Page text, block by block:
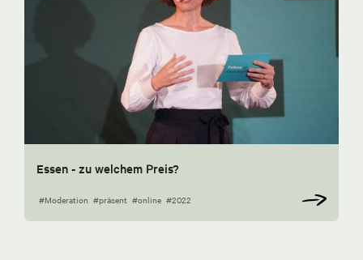
Essen - zu welchem Preis?
#Moderation #präsent #online #2022